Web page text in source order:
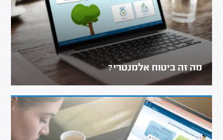
מה זה ביטוח אלמנטרי?